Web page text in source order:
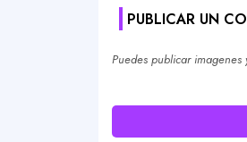
PUBLICAR UN
Puedes publicar